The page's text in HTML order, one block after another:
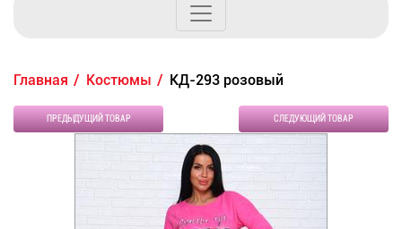
Главная Костюмы КД-293 розовый
ПРЕДЫДУЩИЙ ТОВАР СЛЕДУЮЩИЙ ТОВАР